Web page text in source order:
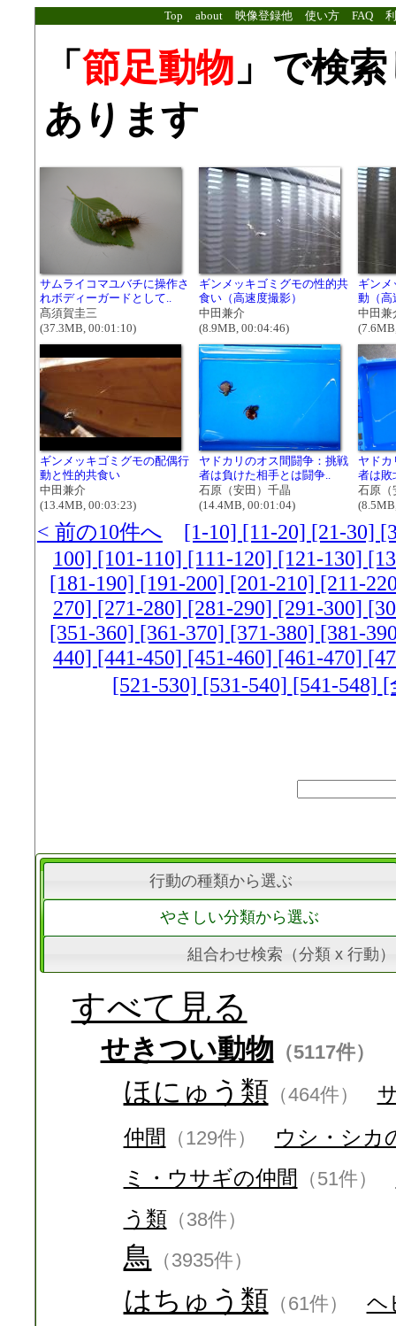
Top about 映像登録他 使い方 FAQ
「 節足動物 」で検
あります
サムライコマユバチに操作さ
れボディーガードとして..
髙須賀圭三
(37.3MB, 00:01:10)
ギンメッキゴミグモの性的共
食い（高速度撮影）
中田兼介
(8.9MB, 00:04:46)
ギンメ
動（高
中田兼
ギンメッキゴミグモの配偶行
動と性的共食い
中田兼介
(13.4MB, 00:03:23)
ヤドカリのオス間闘争：挑戦
者は負けた相手とは闘争..
石原（安田）千晶
(14.4MB, 00:01:04)
ヤドカ
者は敗
石原（
< 前の10件へ [1-10] [11-20] [21-30]
100] [101-110] [111-120] [121-130]
[181-190] [191-200] [201-210] [211-
270] [271-280] [281-290] [291-300]
[351-360] [361-370] [371-380] [381-
440] [441-450] [451-460] [461-470]
[521-530] [531-540] [541-548] [
行動の種類から選ぶ
やさしい分類から選ぶ
組合わせ検索（分類 x 行動）
すべて見る
せきつい動物 （5117件）
ほにゅう類 （464件）
仲間 （129件）
ウシ・シカ
ミ・ウサギの仲間 （51件）
う類 （38件）
鳥 （3935件）
はちゅう類 （61件） ヘ